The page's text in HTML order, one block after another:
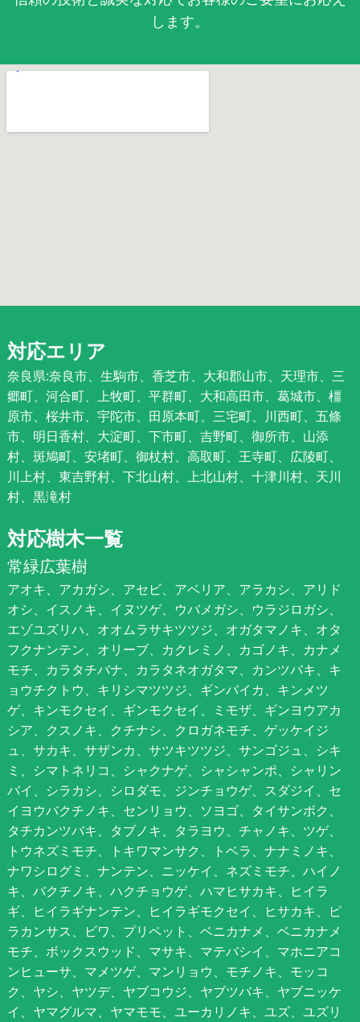
します。
対応エリア
奈良県:奈良市、生駒市、香芝市、大和郡山市、天理市、三
郷町、河合町、上牧町、平群町、大和高田市、葛城市、橿
原市、桜井市、宇陀市、田原本町、三宅町、川西町、五條
市、明日香村、大淀町、下市町、吉野町、御所市、山添
村、斑鳩町、安堵町、御杖村、高取町、王寺町、広陵町、
川上村、東吉野村、下北山村、上北山村、十津川村、天川
村、黒滝村
対応樹木一覧
常緑広葉樹
アオキ、アカガシ、アセビ、アベリア、アラカシ、アリド
オシ、イスノキ、イヌツゲ、ウバメガシ、ウラジロガシ、
エゾユズリハ、オオムラサキツツジ、オガタマノキ、オタ
フクナンテン、オリーブ、カクレミノ、カゴノキ、カナメ
モチ、カラタチバナ、カラタネオガタマ、カンツバキ、キ
ョウチクトウ、キリシマツツジ、ギンバイカ、キンメツ
ゲ、キンモクセイ、ギンモクセイ、ミモザ、ギンヨウアカ
シア、クスノキ、クチナシ、クロガネモチ、ゲッケイジ
ュ、サカキ、サザンカ、サツキツツジ、サンゴジュ、シキ
ミ、シマトネリコ、シャクナゲ、シャシャンポ、シャリン
バイ、シラカシ、シロダモ、ジンチョウゲ、スダジイ、セ
イヨウバクチノキ、センリョウ、ソヨゴ、タイサンボク、
タチカンツバキ、タブノキ、タラヨウ、チャノキ、ツゲ、
トウネズミモチ、トキワマンサク、トベラ、ナナミノキ、
ナワシログミ、ナンテン、ニッケイ、ネズミモチ、ハイノ
キ、バクチノキ、ハクチョウゲ、ハマヒサカキ、ヒイラ
ギ、ヒイラギナンテン、ヒイラギモクセイ、ヒサカキ、ピ
ラカンサス、ビワ、プリペット、ベニカナメ、ベニカナメ
モチ、ボックスウッド、マサキ、マテバシイ、マホニアコ
ンヒューサ、マメツゲ、マンリョウ、モチノキ、モッコ
ク、ヤシ、ヤツデ、ヤブコウジ、ヤブツバキ、ヤブニッケ
イ、ヤマグルマ、ヤマモモ、ユーカリノキ、ユズ、ユズリ